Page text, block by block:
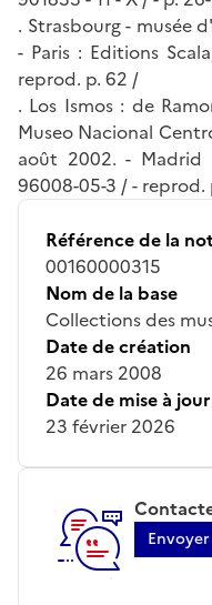
. Strasbourg - musée
- Paris : Editions
reprod. p. 62 /
. Los Ismos : de
Museo Nacional
août 2002. - Madrid
96008-05-3 / - reprod.
Référence de la
00160000315
Nom de la base
Collections des
Date de création
26 mars 2008
Date de mise à jour
23 février 2026